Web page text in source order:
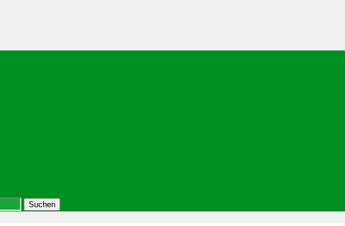
Suchen